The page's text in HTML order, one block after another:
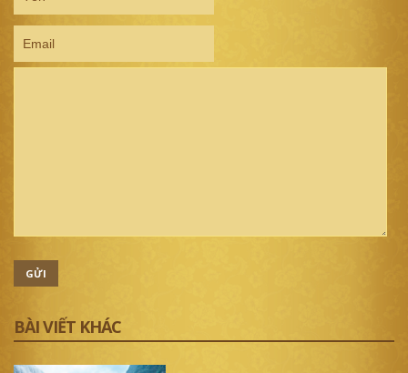
GỬI
BÀI VIẾT KHÁC